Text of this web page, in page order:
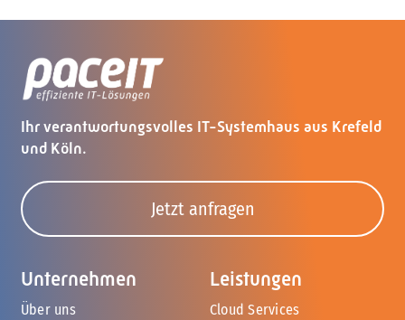
Ihr verantwortungsvolles IT-Systemhaus aus Krefeld
und Köln.
Jetzt anfragen
Unternehmen
Über uns
Leistungen
Cloud Services